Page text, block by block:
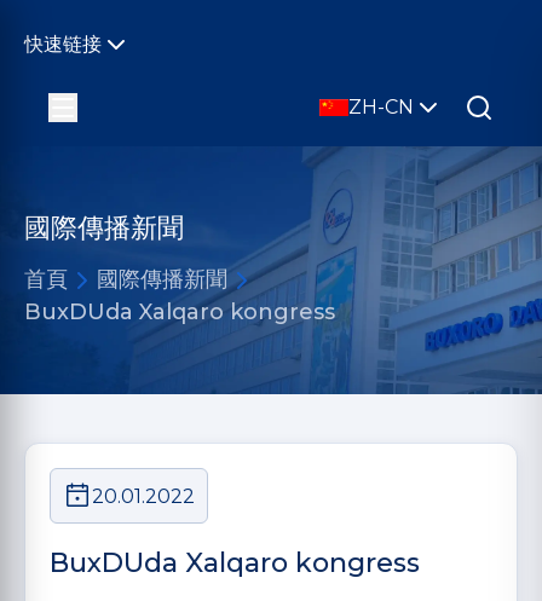
快速链接
ZH-CN
國際傳播新聞
首頁
國際傳播新聞
BuxDUda Xalqaro kongress
20.01.2022
BuxDUda Xalqaro kongress